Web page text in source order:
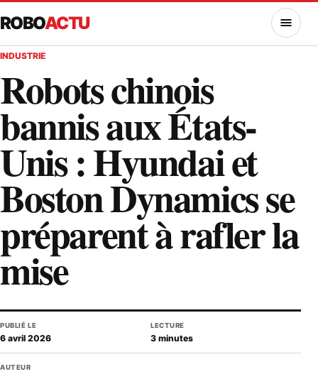
ROBOACTU MENU
INDUSTRIE
Robots chinois
bannis aux États-
Unis : Hyundai et
Boston Dynamics se
préparent à rafler la
mise
PUBLIÉ LE
6 avril 2026
LECTURE
3 minutes
AUTEUR